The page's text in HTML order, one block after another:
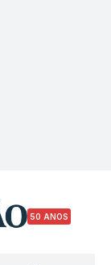
50 ANOS